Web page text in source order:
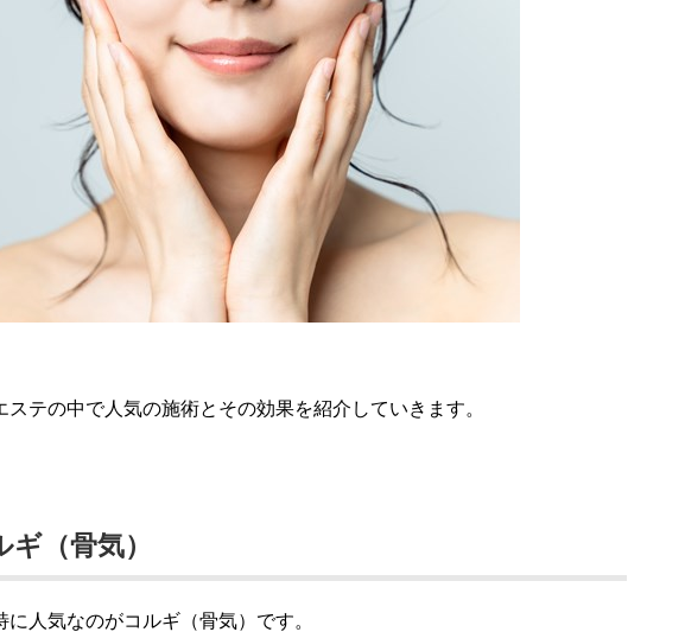
テの中で人気の施術とその効果を紹介していきます。
（骨気）
人気なのがコルギ（骨気）です。